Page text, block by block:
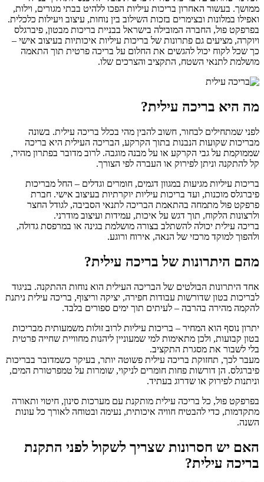
ממושך. בעשור האחרון בריכות עיליות הפכו ללהיט בבתי מגורים, וילות,
ואפילו במלונות ובצימרים בזכות השילוב בין נוחות, עיצוב ויעילות כלכלית.
בפרפקט פול, החברה המובילה בישראל בבניית בריכות מבטון, פיברגלס
ויוקרה, מציעים גם פתרונות של בריכות עיליות איכותיות בעיצוב אישי –
כך שכל לקוח יכול להגשים את החלום על בריכה פרטית תוך התאמה
מושלמת לתנאי השטח, התקציב והצרכים שלו.
מה היא בריכה עילית?
לפני שמתחילים לבחור, חשוב להבין מהי בכלל בריכה עילית. בשונה
מבריכות שקועות הנבנות בתוך הקרקע, הבריכה העילית היא בריכה
שממוקמת על גבי הקרקע או על מבנה מוגבה. לרוב מדובר בפתרון מהיר,
קל להתקנה וניתן לפירוק או העברה לפי הצורך.
בריכות עיליות מגיעות במגוון דגמים, חומרים וגדלים – החל מבריכות
פיברגלס מוכנות, ועד בריכות עיליות יוקרתיות בעיצוב אישי. חברת
פרפקט פול מתמחה בהתאמת הבריכה לתנאי הסביבה, לגודל החצר
ולרצונות הלקוח, תוך דגש על איכות, עמידות ועיצוב מודרני.
בריכה עילית יכולה להשתלב בצורה מושלמת בגינה או במרפסת גדולה,
ולהפוך למוקד מרכזי של הנאה, אירוח ורוגע.
מהם היתרונות של בריכה עילית?
אחד היתרונות הבולטים של הבריכה העילית הוא נוחות ההתקנה. בניגוד
לבריכות בטון שדורשות עבודות חפירה, יציקה וריצוף, בריכה עילית ניתנת
להקמה מהירה בהרבה – לעיתים תוך ימים ספורים בלבד.
יתרון נוסף הוא המחיר – בריכות עיליות לרוב זולות משמעותית מבריכות
בטון קבועות, ולכן מתאימות למי שמעוניין ליהנות מחוויית שחייה פרטית
בלי לשבור את מסגרת התקציב.
מעבר לכך, תחזוקת בריכה עילית פשוטה יותר, בעיקר כשמדובר בבריכות
פיברגלס. הן דורשות פחות חומרים לניקוי, שומרות על טמפרטורת המים,
וניתנות לפירוק או שדרוג בעתיד.
בפרפקט פול, כל בריכה עילית מותקנת עם מערכות סינון, חיטוי ותאורה
מתקדמות, כדי להבטיח חוויה איכותית, נעימה ובטוחה לאורך כל עונות
השנה.
האם יש חסרונות שצריך לשקול לפני התקנת
בריכה עילית?